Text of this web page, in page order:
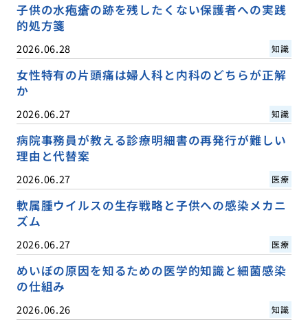
子供の水疱瘡の跡を残したくない保護者への実践
的処方箋
2026.06.28 知識
女性特有の片頭痛は婦人科と内科のどちらが正解
か
2026.06.27 知識
病院事務員が教える診療明細書の再発行が難しい
理由と代替案
2026.06.27 医療
軟属腫ウイルスの生存戦略と子供への感染メカニ
ズム
2026.06.27 医療
めいぼの原因を知るための医学的知識と細菌感染
の仕組み
2026.06.26 知識